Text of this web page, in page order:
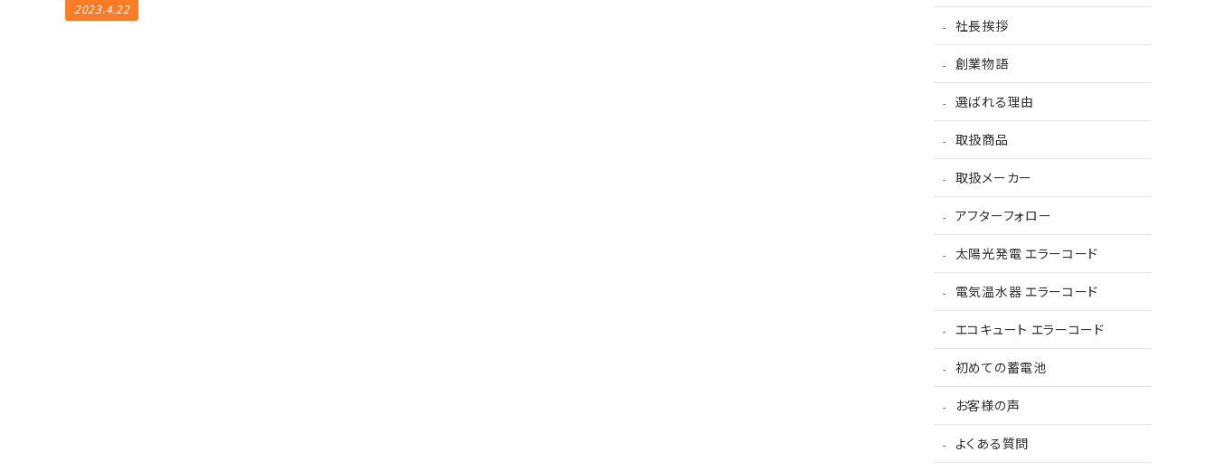
2023.4.22
社長挨拶
創業物語
選ばれる理由
取扱商品
取扱メーカー
アフターフォロー
太陽光発電 エラーコード
電気温水器 エラーコード
エコキュート エラーコード
初めての蓄電池
お客様の声
よくある質問